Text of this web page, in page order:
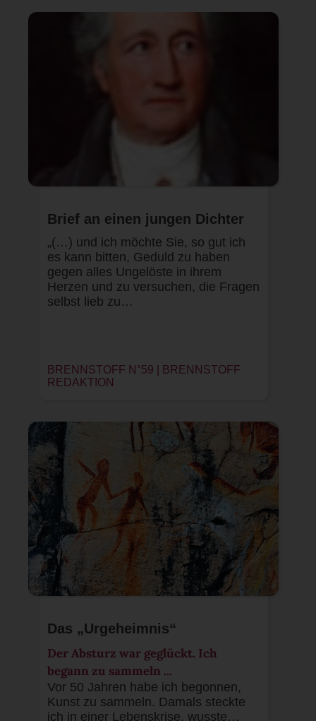
Brief an einen jungen Dichter
„(…) und ich möchte Sie, so gut ich
es kann bitten, Geduld zu haben
gegen alles Ungelöste in ihrem
Herzen und zu versuchen, die Fragen
selbst lieb zu…
BRENNSTOFF N°59 |
BRENNSTOFF
REDAKTION
Das „Urgeheimnis“
Der Absturz war geglückt. Ich
begann zu sammeln ...
Vor 50 Jahren habe ich begonnen,
Kunst zu sammeln. Damals steckte
ich in einer Lebenskrise, wusste…